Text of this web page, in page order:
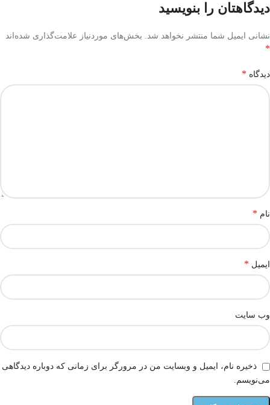
دیدگاهتان را بنویسید
نشانی ایمیل شما منتشر نخواهد شد. بخش‌های موردنیاز علامت‌گذاری شده‌اند
*
دیدگاه *
نام *
ایمیل *
وب‌ سایت
ذخیره نام، ایمیل و وبسایت من در مرورگر برای زمانی که دوباره دیدگاهی
می‌نویسم.